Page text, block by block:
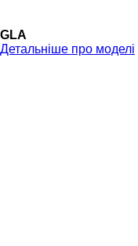
GLA
Детальніше про моделі